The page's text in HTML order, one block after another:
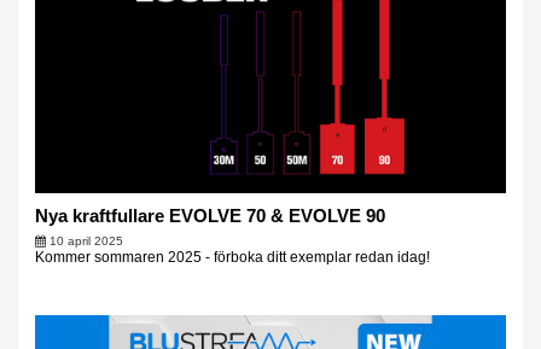
Nya kraftfullare EVOLVE 70 & EVOLVE 90
10 april 2025
Kommer sommaren 2025 - förboka ditt exemplar redan idag!